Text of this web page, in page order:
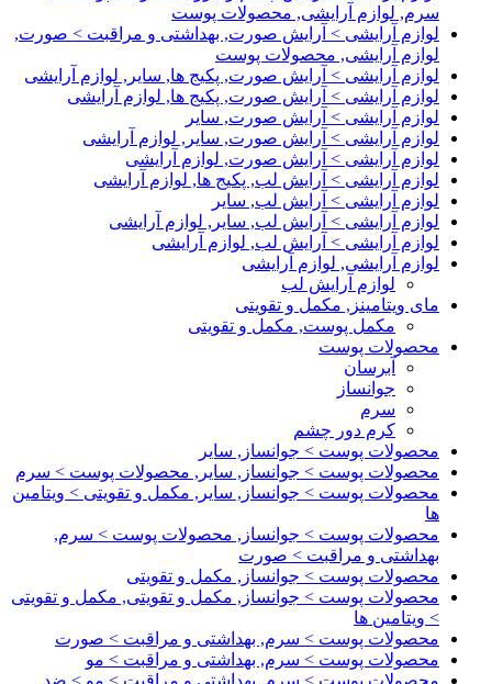
سرم, لوازم آرایشی, محصولات پوست
لوازم آرایشی > آرایش صورت, بهداشتی و مراقبت > صورت,
لوازم آرایشی, محصولات پوست
لوازم آرایشی > آرایش صورت, پکیج ها, سایر, لوازم آرایشی
لوازم آرایشی > آرایش صورت, پکیج ها, لوازم آرایشی
لوازم آرایشی > آرایش صورت, سایر
لوازم آرایشی > آرایش صورت, سایر, لوازم آرایشی
لوازم آرایشی > آرایش صورت, لوازم آرایشی
لوازم آرایشی > آرایش لب, پکیج ها, لوازم آرایشی
لوازم آرایشی > آرایش لب, سایر
لوازم آرایشی > آرایش لب, سایر, لوازم آرایشی
لوازم آرایشی > آرایش لب, لوازم آرایشی
لوازم آرایشی, لوازم آرایشی
لوازم آرایش لب
مای ویتامینز, مکمل و تقویتی
مکمل پوست, مکمل و تقویتی
محصولات پوست
آبرسان
جوانساز
سرم
کرم دور چشم
محصولات پوست > جوانساز, سایر
محصولات پوست > جوانساز, سایر, محصولات پوست > سرم
محصولات پوست > جوانساز, سایر, مکمل و تقویتی > ویتامین
ها
محصولات پوست > جوانساز, محصولات پوست > سرم,
بهداشتی و مراقبت > صورت
محصولات پوست > جوانساز, مکمل و تقویتی
محصولات پوست > جوانساز, مکمل و تقویتی, مکمل و تقویتی
> ویتامین ها
محصولات پوست > سرم, بهداشتی و مراقبت > صورت
محصولات پوست > سرم, بهداشتی و مراقبت > مو
محصولات پوست > سرم, بهداشتی و مراقبت > مو > ضد